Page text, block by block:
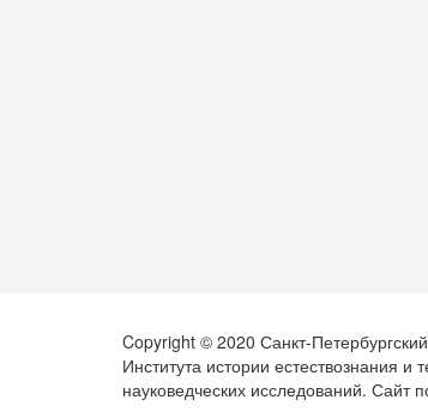
Copyright © 2020 Санкт-
Института истории естествознания
науковедческих исследований. Сайт